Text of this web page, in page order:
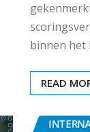
binnen het
READ